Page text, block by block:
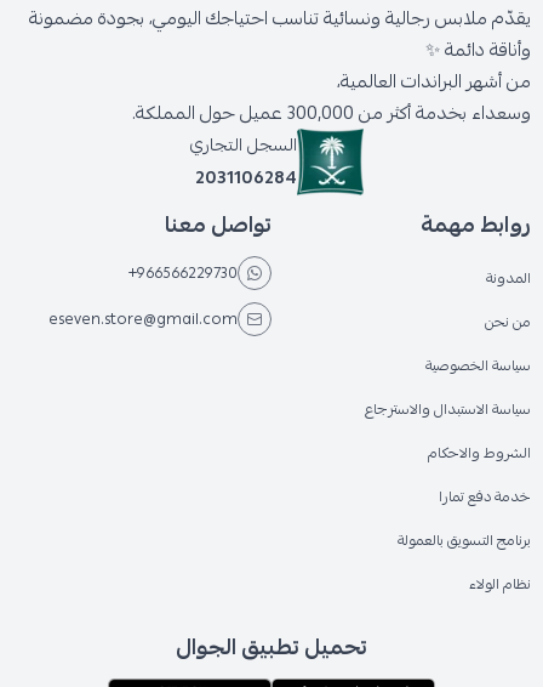
يقدّم ملابس رجالية ونسائية تناسب احتياجك اليومي، بجودة مضمونة
وأناقة دائمة ✨
من أشهر البراندات العالمية،
وسعداء بخدمة أكثر من 300,000 عميل حول المملكة.
السجل التجاري
2031106284
روابط مهمة
المدونة
من نحن
سياسة الخصوصية
سياسة الاستبدال والاسترجاع
الشروط والاحكام
خدمة دفع تمارا
برنامج التسويق بالعمولة
نظام الولاء
تواصل معنا
+966566229730
eseven.store@gmail.com
تحميل تطبيق الجوال